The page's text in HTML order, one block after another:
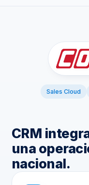
Sales Cloud
CRM
una
nacional.